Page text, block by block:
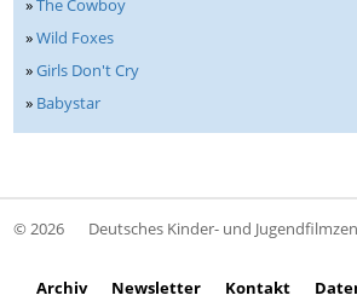
»The Cowboy
»Wild Foxes
»Girls Don't Cry
» Babystar
© 2026 Deutsches Kinder- und
Archiv Newsletter Kontakt